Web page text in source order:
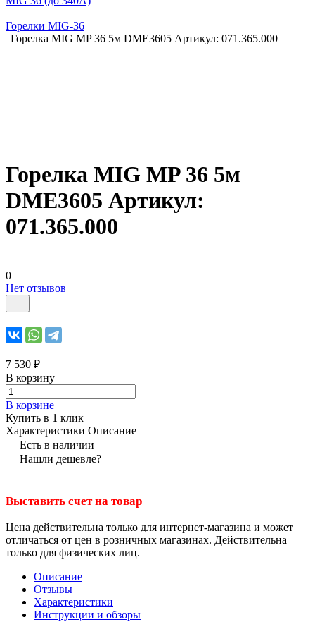
Горелки MIG-36
Горелка MIG MP 36 5м DME3605 Артикул: 071.365.000
Горелка MIG MP 36 5м
DME3605 Артикул:
071.365.000
0
Нет отзывов
7 530 ₽
В корзину
В корзине
Купить в 1 клик
Характеристики Описание
Есть в наличии
Нашли дешевле?
Выставить счет на товар
Цена действительна только для интернет-магазина и может
отличаться от цен в розничных магазинах. Действительна
только для физических лиц.
Описание
Отзывы
Характеристики
Инструкции и обзоры